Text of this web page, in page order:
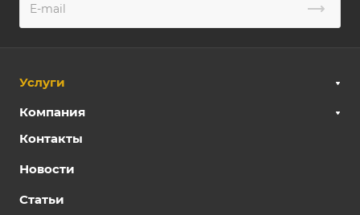
Услуги
Компания
Контакты
Новости
Статьи